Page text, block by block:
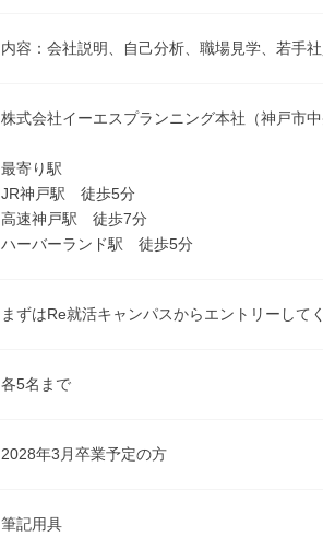
内容：会社説明、自己分析、職場見学、若手
株式会社イーエスプランニング本社（神戸市
最寄り駅
JR神戸駅 徒歩5分
高速神戸駅 徒歩7分
ハーバーランド駅 徒歩5分
まずはRe就活キャンパスからエントリーして
各5名まで
2028年3月卒業予定の方
筆記用具